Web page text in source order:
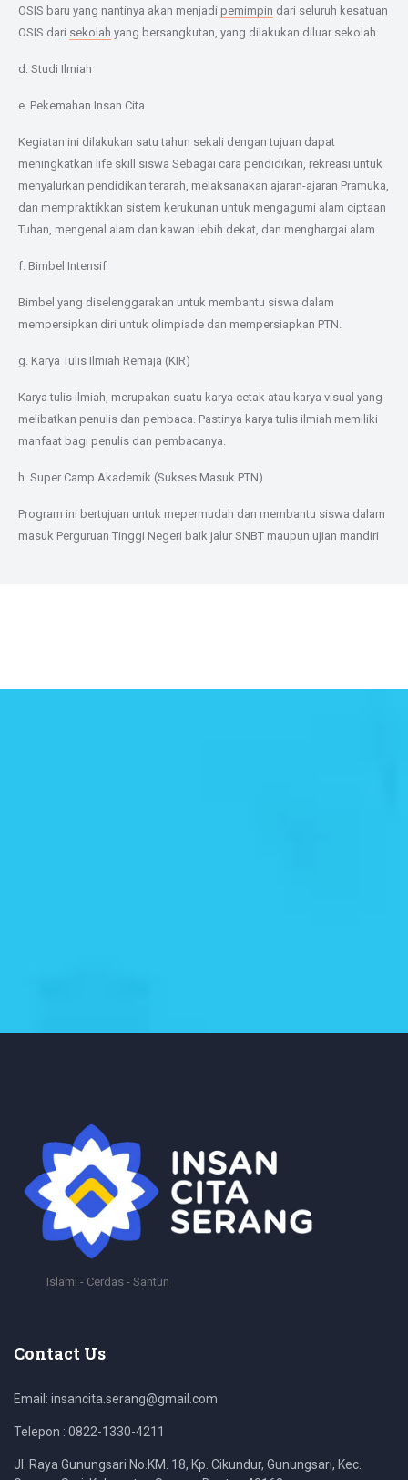
OSIS baru yang nantinya akan menjadi pemimpin dari seluruh kesatuan
OSIS dari sekolah yang bersangkutan, yang dilakukan diluar sekolah.
d. Studi Ilmiah
e. Pekemahan Insan Cita
Kegiatan ini dilakukan satu tahun sekali dengan tujuan dapat
meningkatkan life skill siswa Sebagai cara pendidikan, rekreasi.untuk
menyalurkan pendidikan terarah, melaksanakan ajaran-ajaran Pramuka,
dan mempraktikkan sistem kerukunan untuk mengagumi alam ciptaan
Tuhan, mengenal alam dan kawan lebih dekat, dan menghargai alam.
f. Bimbel Intensif
Bimbel yang diselenggarakan untuk membantu siswa dalam
mempersipkan diri untuk olimpiade dan mempersiapkan PTN.
g. Karya Tulis Ilmiah Remaja (KIR)
Karya tulis ilmiah, merupakan suatu karya cetak atau karya visual yang
melibatkan penulis dan pembaca. Pastinya karya tulis ilmiah memiliki
manfaat bagi penulis dan pembacanya.
h. Super Camp Akademik (Sukses Masuk PTN)
Program ini bertujuan untuk mepermudah dan membantu siswa dalam
masuk Perguruan Tinggi Negeri baik jalur SNBT maupun ujian mandiri
Islami - Cerdas - Santun
Contact Us
Email: insancita.serang@gmail.com
Telepon : 0822-1330-4211
Jl. Raya Gunungsari No.KM. 18, Kp. Cikundur, Gunungsari, Kec.